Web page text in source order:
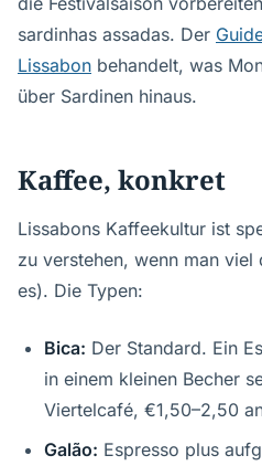
sardinhas assadas. Der
Lissabon behandelt, was
über Sardinen hinaus.
Kaffee, konkret
Lissabons Kaffeekultur ist
zu verstehen, wenn man
es). Die Typen:
Bica: Der Standard. Ein
in einem kleinen Becher
Viertelcafé, €1,50–2,50
Galão: Espresso plus